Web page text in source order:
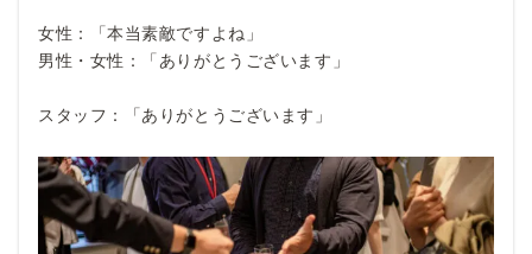
女性：「本当素敵ですよね」
男性・女性：「ありがとうございます」
スタッフ：「ありがとうございます」